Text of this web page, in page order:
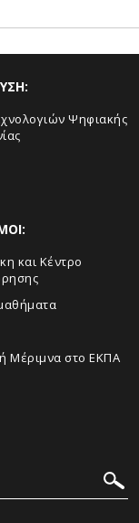
Ψηφιακής
και Κέντρο
Μέριμνα στο ΕΚΠΑ